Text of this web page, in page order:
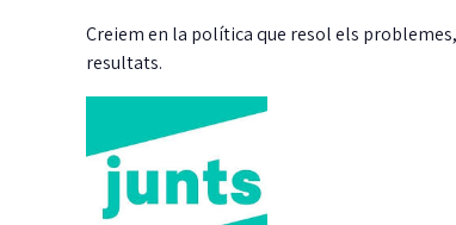
Creiem en la política que resol els
resultats.